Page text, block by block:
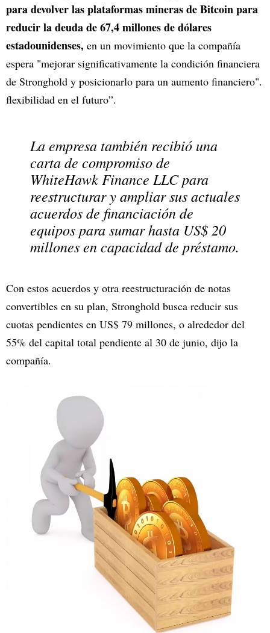
para devolver las plataformas mineras de Bitcoin para
reducir la deuda de 67,4 millones de dólares
estadounidenses, en un movimiento que la compañía
espera "mejorar significativamente la condición financiera
de Stronghold y posicionarlo para un aumento financiero".
flexibilidad en el futuro”.
La empresa también recibió una
carta de compromiso de
WhiteHawk Finance LLC para
reestructurar y ampliar sus actuales
acuerdos de financiación de
equipos para sumar hasta US$ 20
millones en capacidad de préstamo.
Con estos acuerdos y otra reestructuración de notas
convertibles en su plan, Stronghold busca reducir sus
cuotas pendientes en US$ 79 millones, o alrededor del
55% del capital total pendiente al 30 de junio, dijo la
compañía.